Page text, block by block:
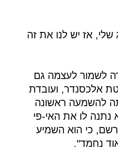
אז יש לנו את זה
לשמור לעצמה גם
אלכסנדר, ועובדת
להשמעה ראשונה
נתנה לו את האי-פי
כי הוא השמיע
נחמד".